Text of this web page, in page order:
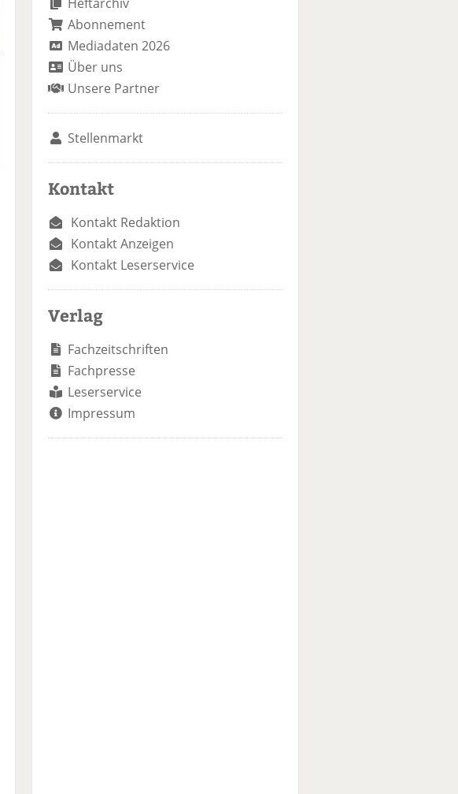
Abonnement
Mediadaten 2026
Über uns
Unsere Partner
Stellenmarkt
Kontakt
Kontakt Redaktion
Kontakt Anzeigen
Kontakt Leserservice
Verlag
Fachzeitschriften
Fachpresse
Leserservice
Impressum